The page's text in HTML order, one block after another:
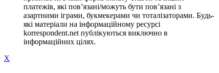
платежів, які пов’язані/можуть бути пов’язані з
азартними іграми, букмекерами чи тоталізаторами. Будь-
які матеріали на інформаційному ресурсі
korrespondent.net публікуються виключно в
інформаційних цілях.
X